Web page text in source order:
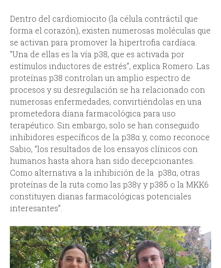
Dentro del cardiomiocito (la célula contráctil que
forma el corazón), existen numerosas moléculas que
se activan para promover la hipertrofia cardíaca.
“Una de ellas es la vía p38, que es activada por
estímulos inductores de estrés”, explica Romero. Las
proteínas p38 controlan un amplio espectro de
procesos y su desregulación se ha relacionado con
numerosas enfermedades, convirtiéndolas en una
prometedora diana farmacológica para uso
terapéutico. Sin embargo, solo se han conseguido
inhibidores específicos de la p38α y, como reconoce
Sabio, “los resultados de los ensayos clínicos con
humanos hasta ahora han sido decepcionantes.
Como alternativa a la inhibición de la p38α, otras
proteínas de la ruta como las p38γ y p38δ o la MKK6
constituyen dianas farmacológicas potenciales
interesantes”.